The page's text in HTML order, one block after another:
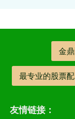
金
最专业的股票
友情链接：